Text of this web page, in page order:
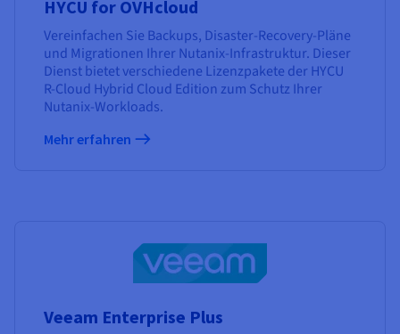
HYCU for OVHcloud
Vereinfachen Sie Backups, Disaster-Recovery-Pläne
und Migrationen Ihrer Nutanix-Infrastruktur. Dieser
Dienst bietet verschiedene Lizenzpakete der HYCU
R-Cloud Hybrid Cloud Edition zum Schutz Ihrer
Nutanix-Workloads.
Mehr erfahren
Veeam Enterprise Plus